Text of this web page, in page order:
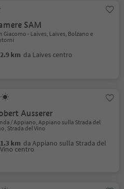
SAM
Giacomo - Laives, Laives, Bolzano e
2.9 km da Laives centro
Ausserer
/ Appiano, Appiano sulla Strada del
Strada del Vino
1.3 km da Appiano sulla Strada del
Vino centro